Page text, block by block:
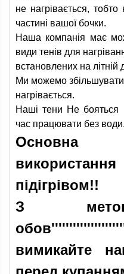
не нагрівається, тобто
частині вашої бочки.
Наша компанія має
види тенів для
встановлених на літній
Ми можемо
нагрівається.
Наші тени Не бояться
час працювати без води.
Основна
підігрівом!!
З
вимикайте